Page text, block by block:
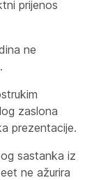
prijenos
ne
zaslona
prezentacije.
sastanka iz
ne ažurira